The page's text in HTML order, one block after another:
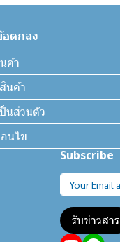
ตกลง
ค้า
นค้า
นส่วนตัว
นไข
Subscribe
รับข่าวสาร